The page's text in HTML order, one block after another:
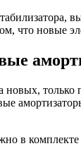
что новые
новых,
в